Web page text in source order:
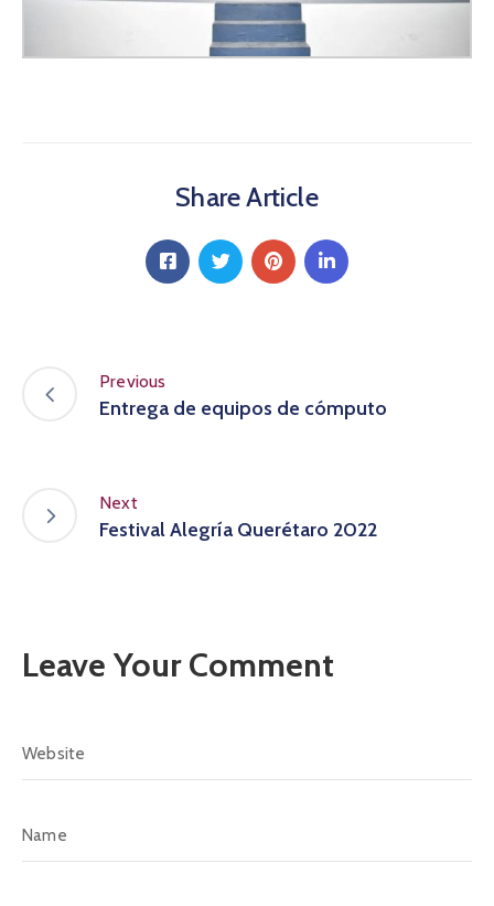
Share Article
Previous
Entrega de equipos de cómputo
Next
Festival Alegría Querétaro 2022
Leave Your Comment